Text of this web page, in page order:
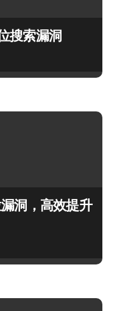
搜索漏洞
洞，高效提升